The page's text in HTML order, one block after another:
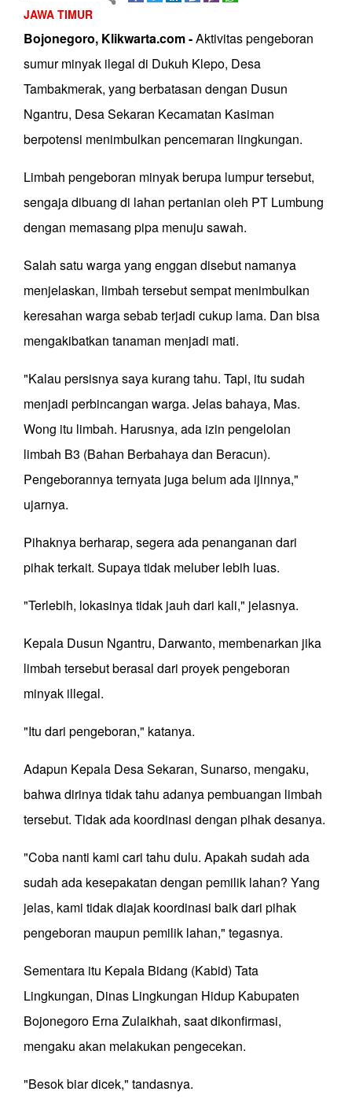
JAWA TIMUR
Bojonegoro, Klikwarta.com -Aktivitas pengeboran
sumur minyak ilegal di Dukuh Klepo, Desa
Tambakmerak, yang berbatasan dengan Dusun
Ngantru, Desa Sekaran Kecamatan Kasiman
berpotensi menimbulkan pencemaran lingkungan.
Limbah pengeboran minyak berupa lumpur tersebut,
sengaja dibuang di lahan pertanian oleh PT Lumbung
dengan memasang pipa menuju sawah.
Salah satu warga yang enggan disebut namanya
menjelaskan, limbah tersebut sempat menimbulkan
keresahan warga sebab terjadi cukup lama. Dan bisa
mengakibatkan tanaman menjadi mati.
"Kalau persisnya saya kurang tahu. Tapi, itu sudah
menjadi perbincangan warga. Jelas bahaya, Mas.
Wong itu limbah. Harusnya, ada izin pengelolan
limbah B3 (Bahan Berbahaya dan Beracun).
Pengeborannya ternyata juga belum ada ijinnya,"
ujarnya.
Pihaknya berharap, segera ada penanganan dari
pihak terkait. Supaya tidak meluber lebih luas.
"Terlebih, lokasinya tidak jauh dari kali," jelasnya.
Kepala Dusun Ngantru, Darwanto, membenarkan jika
limbah tersebut berasal dari proyek pengeboran
minyak illegal.
"Itu dari pengeboran," katanya.
Adapun Kepala Desa Sekaran, Sunarso, mengaku,
bahwa dirinya tidak tahu adanya pembuangan limbah
tersebut. Tidak ada koordinasi dengan pihak desanya.
"Coba nanti kami cari tahu dulu. Apakah sudah ada
sudah ada kesepakatan dengan pemilik lahan? Yang
jelas, kami tidak diajak koordinasi baik dari pihak
pengeboran maupun pemilik lahan," tegasnya.
Sementara itu Kepala Bidang (Kabid) Tata
Lingkungan, Dinas Lingkungan Hidup Kabupaten
Bojonegoro Erna Zulaikhah, saat dikonfirmasi,
mengaku akan melakukan pengecekan.
"Besok biar dicek," tandasnya.